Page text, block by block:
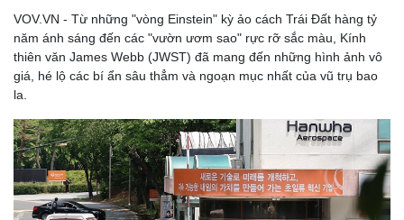
Thể thao
Bóng đá
Thế giới thể thao
eSports
Hậu trường
Ô tô - Xe máy
Tư vấn
VOV.VN - Từ những "vòng Einstein" kỳ ảo cách Trái Đất hàng tỷ
năm ánh sáng đến các "vườn ươm sao" rực rỡ sắc màu, Kính
thiên văn James Webb (JWST) đã mang đến những hình ảnh vô
giá, hé lộ các bí ẩn sâu thẳm và ngoạn mục nhất của vũ trụ bao
la.